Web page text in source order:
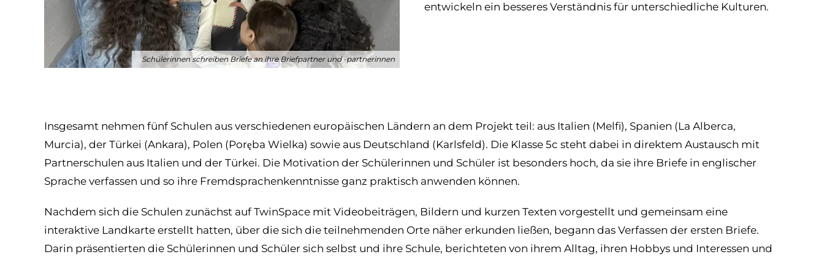
Schülerinnen schreiben Briefe an ihre Briefpartner und -partnerinnen
entwickeln ein besseres Verständnis für unterschiedliche Kulturen.
Insgesamt nehmen fünf Schulen aus verschiedenen europäischen Ländern an dem Projekt teil: aus Italien (Melfi), Spanien (La Alberca,
Murcia), der Türkei (Ankara), Polen (Poręba Wielka) sowie aus Deutschland (Karlsfeld). Die Klasse 5c steht dabei in direktem Austausch mit
Partnerschulen aus Italien und der Türkei. Die Motivation der Schülerinnen und Schüler ist besonders hoch, da sie ihre Briefe in englischer
Sprache verfassen und so ihre Fremdsprachenkenntnisse ganz praktisch anwenden können.
Nachdem sich die Schulen zunächst auf TwinSpace mit Videobeiträgen, Bildern und kurzen Texten vorgestellt und gemeinsam eine
interaktive Landkarte erstellt hatten, über die sich die teilnehmenden Orte näher erkunden ließen, begann das Verfassen der ersten Briefe.
Darin präsentierten die Schülerinnen und Schüler sich selbst und ihre Schule, berichteten von ihrem Alltag, ihren Hobbys und Interessen und